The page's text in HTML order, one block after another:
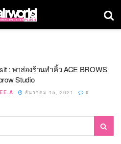
: พาส่องร้านทำคิ้ว ACE BROWS
Studio
ธันวาคม 15, 2021 0